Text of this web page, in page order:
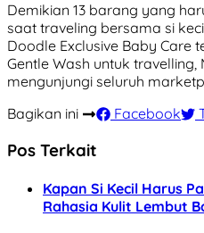
Demikian 13 barang yang
saat traveling bersama si
Doodle Exclusive Baby Care
Gentle Wash untuk
mengunjungi seluruh
Bagikan ini
Facebook
Pos Terkait
Kapan Si Kecil Harus
Rahasia Kulit Lembut